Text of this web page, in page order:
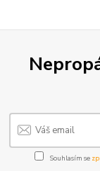
Souhlasím se